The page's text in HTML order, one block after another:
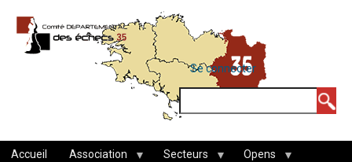
contenu
MENU
DU
COMPTE
DE
Se connecter
Accueil Association Secteurs Opens